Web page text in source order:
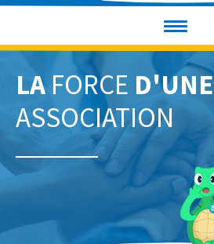
LA FORCE D'UNE
ASSOCIATION